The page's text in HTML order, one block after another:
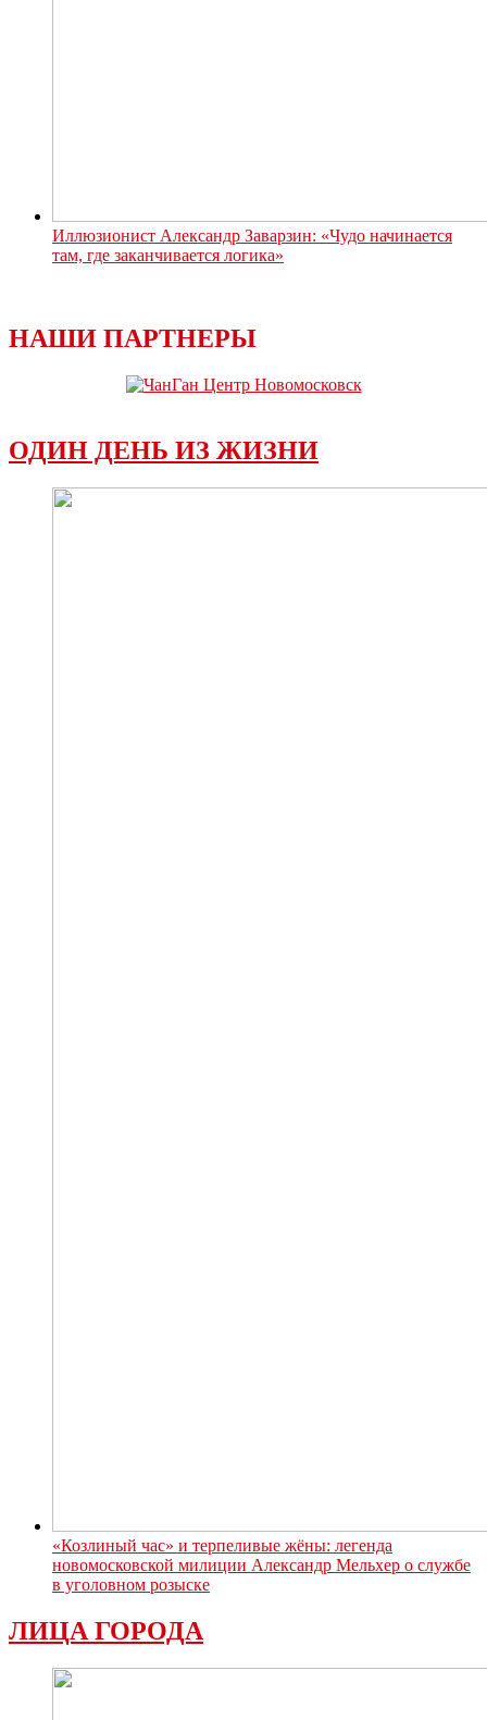
Иллюзионист Александр Заварзин: «Чудо начинается
там, где заканчивается логика»
НАШИ ПАРТНЕРЫ
ОДИН ДЕНЬ ИЗ ЖИЗНИ
«Козлиный час» и терпеливые жёны: легенда
новомосковской милиции Александр Мельхер о службе
в уголовном розыске
ЛИЦА ГОРОДА